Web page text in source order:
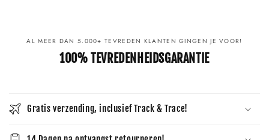
AL MEER DAN 5.000+ TEVREDEN KLANTEN GINGEN JE VOOR!
100% TEVREDENHEIDSGARANTIE
Gratis verzending, inclusief Track & Trace!